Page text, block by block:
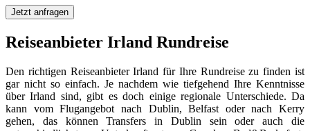
Jetzt anfragen
Reiseanbieter Irland Rundreise
Den richtigen Reiseanbieter Irland für Ihre Rundreise zu finden ist
gar nicht so einfach. Je nachdem wie tiefgehend Ihre Kenntnisse
über Irland sind, gibt es doch einige regionale Unterschiede. Da
kann vom Flugangebot nach Dublin, Belfast oder nach Kerry
gehen, das können Transfers in Dublin sein oder auch die